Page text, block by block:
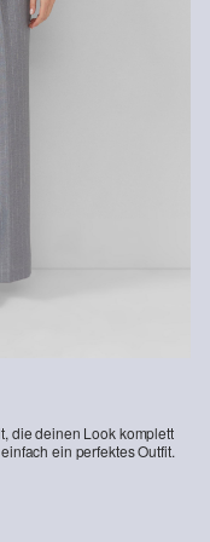
Card und VIP
Zeit, um ihre Artikel
die deinen Look komplett
ein perfektes Outfit.